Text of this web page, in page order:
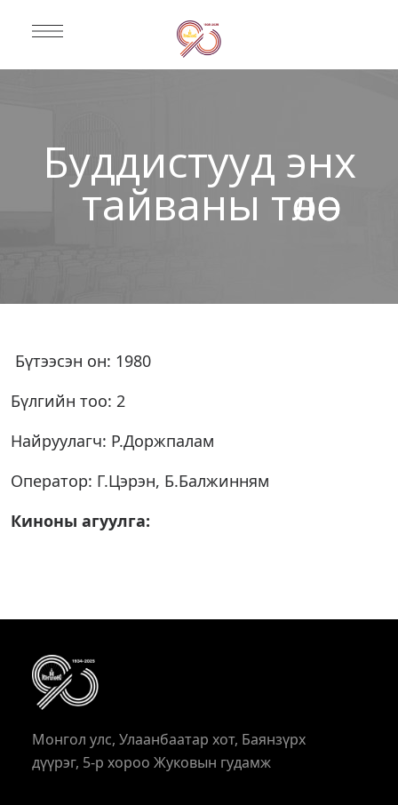
Буддистууд энх
тайваны төлөө
Бүтээсэн он: 1980
Бүлгийн тоо: 2
Найруулагч: Р.Доржпалам
Оператор: Г.Цэрэн, Б.Балжинням
Киноны агуулга:
Монгол улс, Улаанбаатар хот, Баянзүрх
дүүрэг, 5-р хороо Жуковын гудамж